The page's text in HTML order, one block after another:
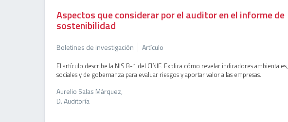
Aspectos que considerar por el auditor en el informe de
sostenibilidad
Boletines de investigación Artículo
El artículo describe la NIS B-1 del CINIF. Explica cómo revelar indicadores ambientales,
sociales y de gobernanza para evaluar riesgos y aportar valor a las empresas.
Aurelio Salas Márquez,
D. Auditoría